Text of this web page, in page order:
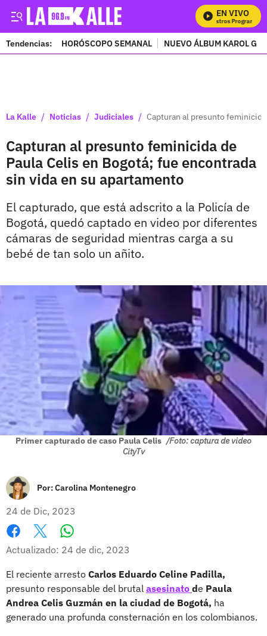
EN VIVO
Tendencias: HORÓSCOPO SEMANAL NUEVO ÁLBUM KAROL G
La Kalle / Noticias / Judiciales / Capturan al presunto
Capturan al presunto feminicida de
Paula Celis en Bogotá; fue encontrada
sin vida en su apartamento
El capturado, que está adscrito a la Policía de
Bogotá, quedó captado en video por diferentes
cámaras de seguridad mientras carga a su
bebé de tan solo un añito.
Primer capturado de caso Paula Celis /Foto: captura de video
CityTv
Por:Carolina Montenegro
24 de Dic, 2023
Facebook
X
Actualizado: 24 de dic, 2023
El reciente arresto Carlos Eduardo Celine Padilla,
presunto responsable del brutal asesinato de Paula
Andrea Celis Guzmán en la ciudad de Bogotá, ha
generado una profunda consternación en los colombianos.